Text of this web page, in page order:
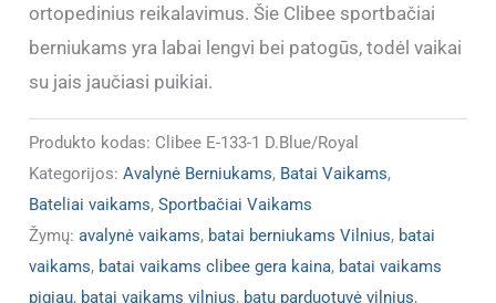
ortopedinius reikalavimus. Šie Clibee sportbačiai
berniukams yra labai lengvi bei patogūs, todėl vaikai
su jais jaučiasi puikiai.
Produkto kodas: Clibee E-133-1 D.Blue/Royal
Kategorijos:Avalynė Berniukams, Batai Vaikams,
Bateliai vaikams,Sportbačiai Vaikams
Žymų:avalynė vaikams, batai berniukams Vilnius, batai
vaikams, batai vaikams clibee gera kaina, batai vaikams
pigiau, batai vaikams vilnius, batų parduotuvė vilnius,